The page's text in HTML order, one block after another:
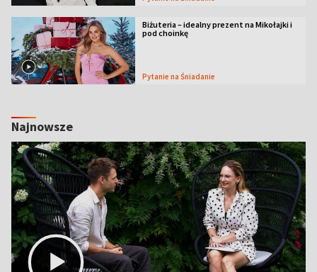
Biżuteria – idealny prezent na Mikołajki i
pod choinkę
Pytanie na Śniadanie
Najnowsze